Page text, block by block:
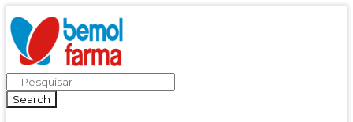
Search